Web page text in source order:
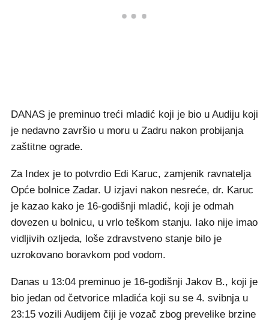
DANAS je preminuo treći mladić koji je bio u Audiju koji
je nedavno završio u moru u Zadru nakon probijanja
zaštitne ograde.
Za Index je to potvrdio Edi Karuc, zamjenik ravnatelja
Opće bolnice Zadar. U izjavi nakon nesreće, dr. Karuc
je kazao kako je 16-godišnji mladić, koji je odmah
dovezen u bolnicu, u vrlo teškom stanju. Iako nije imao
vidljivih ozljeda, loše zdravstveno stanje bilo je
uzrokovano boravkom pod vodom.
Danas u 13:04 preminuo je 16-godišnji Jakov B., koji je
bio jedan od četvorice mladića koji su se 4. svibnja u
23:15 vozili Audijem čiji je vozač zbog prevelike brzine